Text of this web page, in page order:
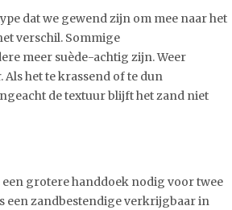
dat we gewend zijn om mee naar het
verschil. Sommige
meer suède-achtig zijn. Weer
het te krassend of te dun
de textuur blijft het zand niet
grotere handdoek nodig voor twee
een zandbestendige verkrijgbaar in